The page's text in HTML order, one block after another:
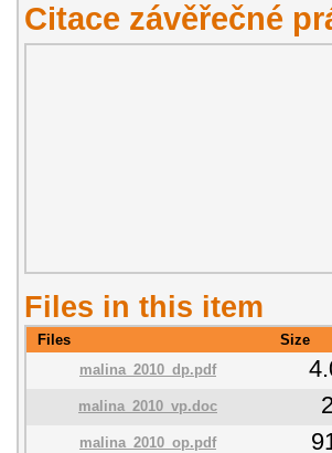
Citace závěřečné
Files in this item
Files Size
malina_2010_dp.pdf
malina_2010_vp.doc
malina_2010_op.pdf